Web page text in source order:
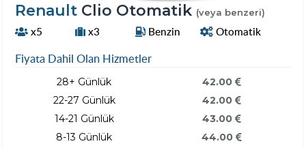
Renault Clio Otomatik (veya benzeri)
x5 x3 Benzin Otomatik
Fiyata Dahil Olan Hizmetler
28+ Günlük
22-27 Günlük
14-21 Günlük
8-13 Günlük
42.00
42.00
43.00
44.00